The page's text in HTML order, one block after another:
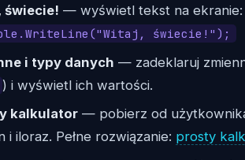
świecie! — wyświetl tekst na ekranie:
świecie!");
i typy danych — zadeklaruj
) i wyświetl ich wartości.
kalkulator — pobierz od
i iloraz. Pełne rozwiązanie: prosty